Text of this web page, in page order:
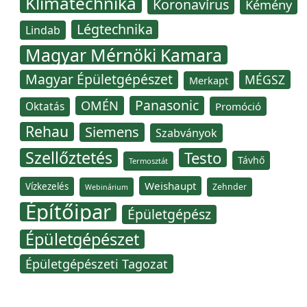
Koronavírus Kémény
Lindab Légtechnika
Magyar Mérnöki Kamara
Magyar Épületgépészet Merkapt MÉGSZ
Oktatás OMÉN Panasonic Promóció
Rehau Siemens Szabványok
Szellőztetés Termosztát Testo Távhő
Vízkezelés Webinárium Weishaupt Zehnder
Építőipar Épületgépész
Épületgépészet
Épületgépészeti Tagozat